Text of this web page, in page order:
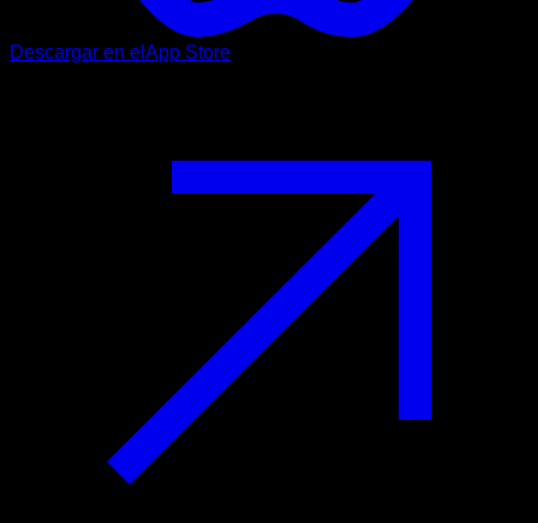
Descargar en el App Store